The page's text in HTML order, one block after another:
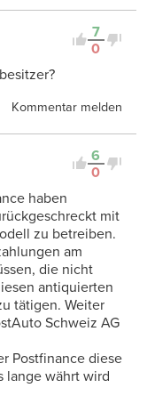
7
0
Kommentar melden
6
0
haben
mit
zu betreiben.
am
die nicht
antiquierten
tätigen. Weiter
Schweiz AG
Postfinance diese
lange währt wird